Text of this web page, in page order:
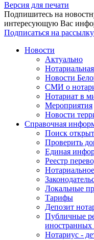
Версия для печати
Подпишитесь на
интересующую Вас
Подписаться на рассылку
Новости
Актуально
Новости
СМИ о
Нотариат в
Мероприятия
Новости
Справочная
Поиск
Проверить
Единая
Реестр
Локальные
Тарифы
Депозит
Публичные
иностранных
Нотариус -